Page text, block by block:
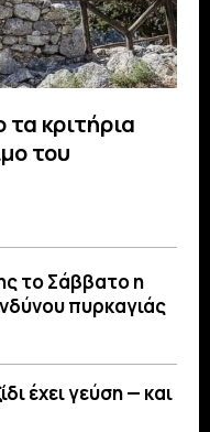
κριτήρια
του
το Σάββατο η
πυρκαγιάς
έχει γεύση — και